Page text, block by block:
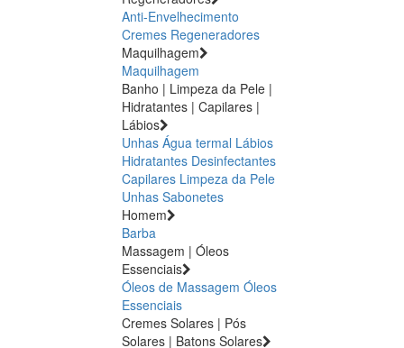
Anti-Envelhecimento
Cremes Regeneradores
Maquilhagem
Maquilhagem
Banho | Limpeza da Pele |
Hidratantes | Capilares |
Lábios
Unhas Água termal Lábios
Hidratantes Desinfectantes
Capilares Limpeza da Pele
Unhas Sabonetes
Homem
Barba
Massagem | Óleos
Essenciais
Óleos de Massagem Óleos
Essenciais
Cremes Solares | Pós
Solares | Batons Solares